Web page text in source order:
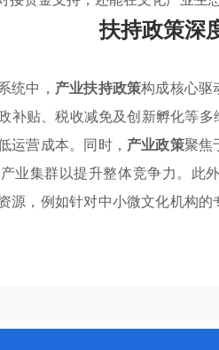
扶持政策深
统中， 产业扶持政策构成核心驱
补贴、税收减免及创新孵化等
运营成本。同时， 产业政策聚焦
业集群以提升整体竞争力。此
源，例如针对中小微文化机构